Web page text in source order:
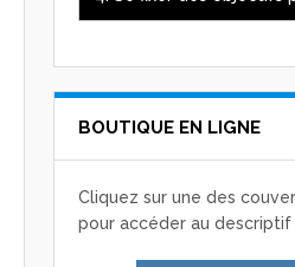
BOUTIQUE EN LIGNE
Cliquez sur une des
pour accéder au